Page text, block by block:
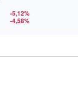
-5,12%
-4,58%